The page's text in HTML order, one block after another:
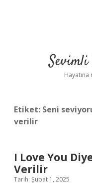
Sevimli
Etiket: Seni
verilir
I Love You
Verilir
Tarih: Şubat 1, 2025